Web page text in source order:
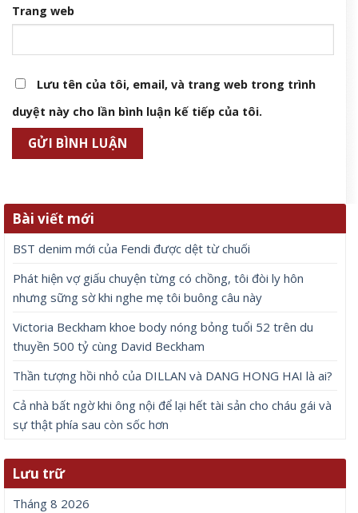
Trang web
Lưu tên của tôi, email, và trang web trong trình
duyệt này cho lần bình luận kế tiếp của tôi.
Bài viết mới
BST denim mới của Fendi được dệt từ chuối
Phát hiện vợ giấu chuyện từng có chồng, tôi đòi ly hôn
nhưng sững sờ khi nghe mẹ tôi buông câu này
Victoria Beckham khoe body nóng bỏng tuổi 52 trên du
thuyền 500 tỷ cùng David Beckham
Thần tượng hồi nhỏ của DILLAN và DANG HONG HAI là ai?
Cả nhà bất ngờ khi ông nội để lại hết tài sản cho cháu gái và
sự thật phía sau còn sốc hơn
Lưu trữ
Tháng 8 2026